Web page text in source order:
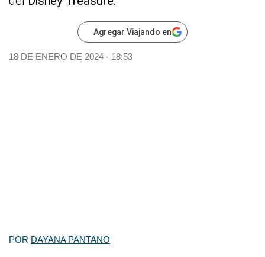
Agregar Viajando en
18 DE ENERO DE 2024 - 18:53
POR DAYANA PANTANO